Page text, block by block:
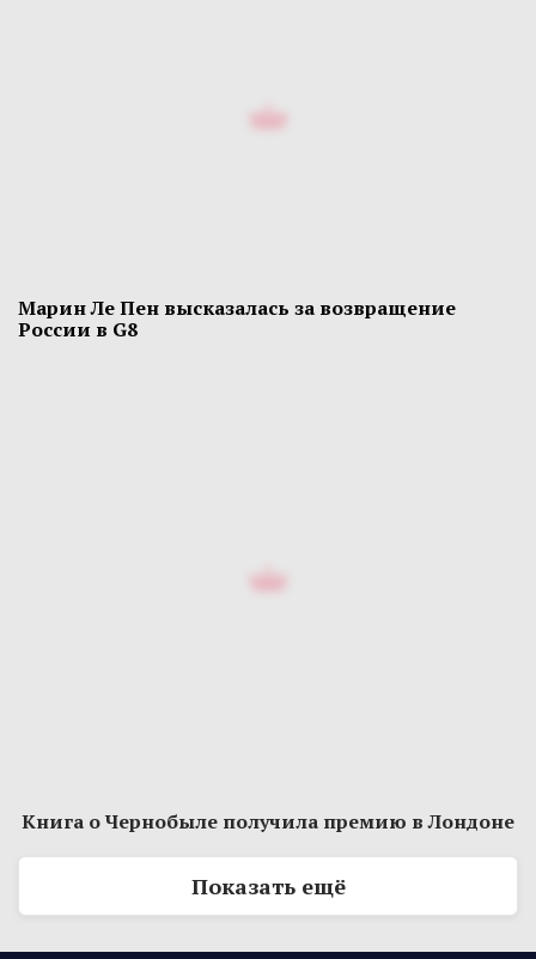
Марин Ле Пен высказалась за возвращение
России в G8
Книга о Чернобыле получила премию в Лондоне
Показать ещё